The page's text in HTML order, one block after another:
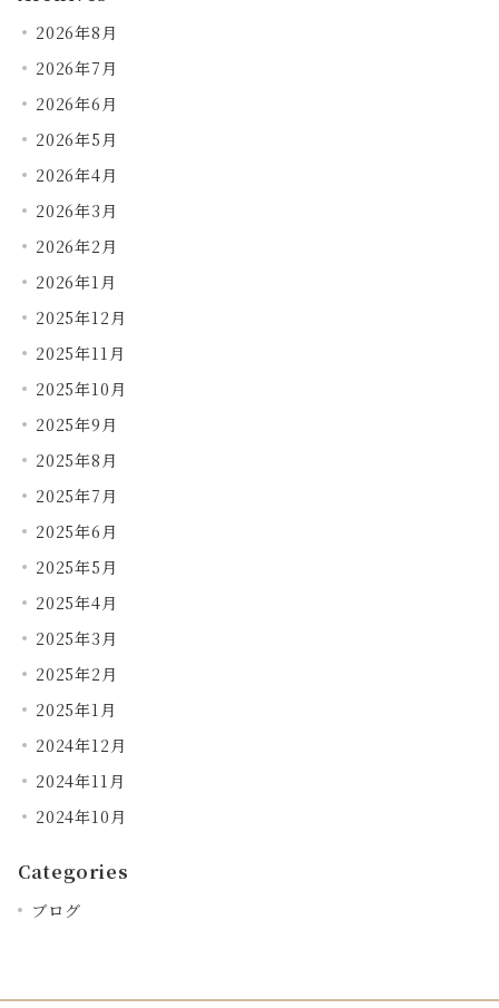
2026年8月
2026年7月
2026年6月
2026年5月
2026年4月
2026年3月
2026年2月
2026年1月
2025年12月
2025年11月
2025年10月
2025年9月
2025年8月
2025年7月
2025年6月
2025年5月
2025年4月
2025年3月
2025年2月
2025年1月
2024年12月
2024年11月
2024年10月
Categories
ブログ